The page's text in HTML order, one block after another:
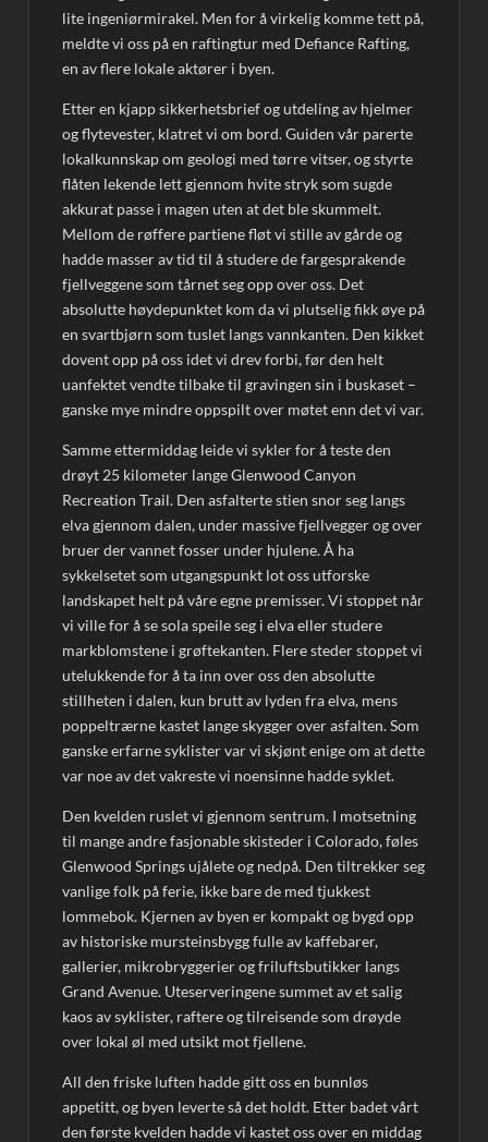
lite ingeniørmirakel. Men for å virkelig komme tett på,
meldte vi oss på en raftingtur med Defiance Rafting,
en av flere lokale aktører i byen.
Etter en kjapp sikkerhetsbrief og utdeling av hjelmer
og flytevester, klatret vi om bord. Guiden vår parerte
lokalkunnskap om geologi med tørre vitser, og styrte
flåten lekende lett gjennom hvite stryk som sugde
akkurat passe i magen uten at det ble skummelt.
Mellom de røffere partiene fløt vi stille av gårde og
hadde masser av tid til å studere de fargesprakende
fjellveggene som tårnet seg opp over oss. Det
absolutte høydepunktet kom da vi plutselig fikk øye på
en svartbjørn som tuslet langs vannkanten. Den kikket
dovent opp på oss idet vi drev forbi, før den helt
uanfektet vendte tilbake til gravingen sin i buskaset –
ganske mye mindre oppspilt over møtet enn det vi var.
Samme ettermiddag leide vi sykler for å teste den
drøyt 25 kilometer lange Glenwood Canyon
Recreation Trail. Den asfalterte stien snor seg langs
elva gjennom dalen, under massive fjellvegger og over
bruer der vannet fosser under hjulene. Å ha
sykkelsetet som utgangspunkt lot oss utforske
landskapet helt på våre egne premisser. Vi stoppet når
vi ville for å se sola speile seg i elva eller studere
markblomstene i grøftekanten. Flere steder stoppet vi
utelukkende for å ta inn over oss den absolutte
stillheten i dalen, kun brutt av lyden fra elva, mens
poppeltrærne kastet lange skygger over asfalten. Som
ganske erfarne syklister var vi skjønt enige om at dette
var noe av det vakreste vi noensinne hadde syklet.
Den kvelden ruslet vi gjennom sentrum. I motsetning
til mange andre fasjonable skisteder i Colorado, føles
Glenwood Springs ujålete og nedpå. Den tiltrekker seg
vanlige folk på ferie, ikke bare de med tjukkest
lommebok. Kjernen av byen er kompakt og bygd opp
av historiske mursteinsbygg fulle av kaffebarer,
gallerier, mikrobryggerier og friluftsbutikker langs
Grand Avenue. Uteserveringene summet av et salig
kaos av syklister, raftere og tilreisende som drøyde
over lokal øl med utsikt mot fjellene.
All den friske luften hadde gitt oss en bunnløs
appetitt, og byen leverte så det holdt. Etter badet vårt
den første kvelden hadde vi kastet oss over en middag